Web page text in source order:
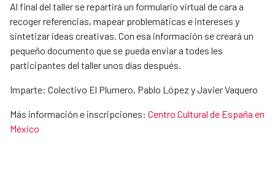
Al final del taller se repartirá un formulario virtual de cara a
recoger referencias, mapear problemáticas e intereses y
sintetizar ideas creativas. Con esa información se creará un
pequeño documento que se pueda enviar a todes les
participantes del taller unos días después.
Imparte: Colectivo El Plumero, Pablo López y Javier Vaquero
Más información e inscripciones: Centro Cultural de España en
México